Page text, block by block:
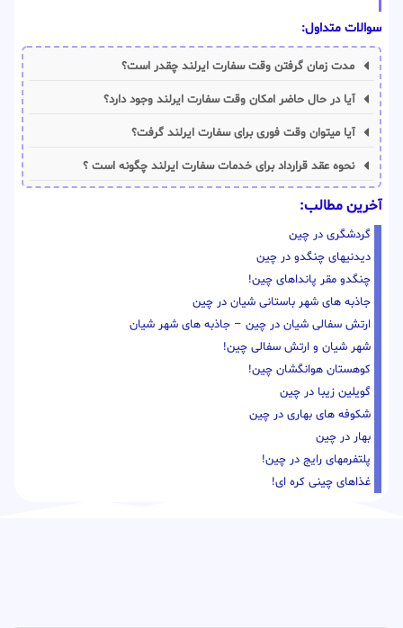
سوالات متداول:
مدت زمان گرفتن وقت سفارت ایرلند چقدر است؟
آیا در حال حاضر امکان وقت سفارت ایرلند وجود دارد؟
آیا میتوان وقت فوری برای سفارت ایرلند گرفت؟
نحوه عقد قرارداد برای خدمات سفارت ایرلند چگونه است ؟
آخرین مطالب:
گردشگری در چین
دیدنیهای چنگدو در چین
چنگدو مقر پانداهای چین!
جاذبه های شهر باستانی شیان در چین
ارتش سفالی شیان در چین – جاذبه های شهر شیان
شهر شیان و ارتش سفالی چین!
کوهستان هوانگشان چین!
گویلین زیبا در چین
شکوفه های بهاری در چین
بهار در چین
پلتفرمهای رایج در چین!
غذاهای چینی کره ای!